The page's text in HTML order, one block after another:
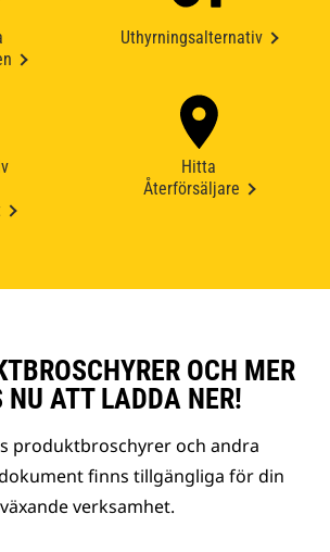
Uthyrningsalternativ
Hitta
Återförsäljare
OCH MER
NU ATT LADDA NER!
produktbroschyrer och andra
finns tillgängliga för din
växande verksamhet.